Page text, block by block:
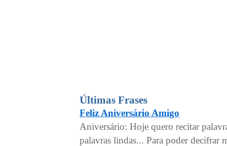
Últimas Frases
Feliz Aniversário Amigo
Aniversário: Hoje quero recitar
palavras lindas... Para poder decifrar